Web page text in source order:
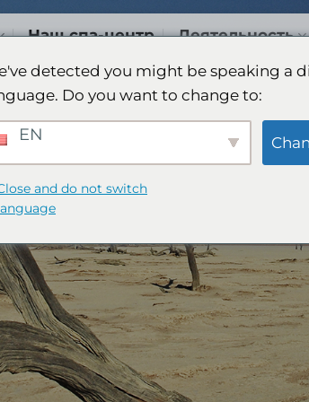
Наш спа-центр Деятельность
detected you might be speaking a
Do you want to change to:
EN
and do not switch